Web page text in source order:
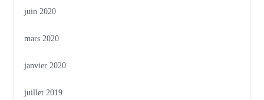
juin 2020
mars 2020
janvier 2020
juillet 2019